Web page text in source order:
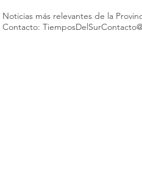
Noticias más relevantes de la
Contacto: